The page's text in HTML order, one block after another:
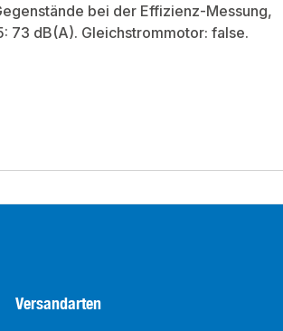
bei der Effizienz-Messung,
73 dB(A). Gleichstrommotor: false.
Versandarten